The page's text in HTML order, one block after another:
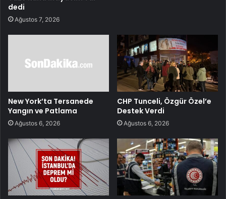
dedi
Ağustos 7, 2026
New York’ta Tersanede
Yangın ve Patlama
Ağustos 6, 2026
CHP Tunceli, Özgür Özel’e
Destek Verdi
Ağustos 6, 2026